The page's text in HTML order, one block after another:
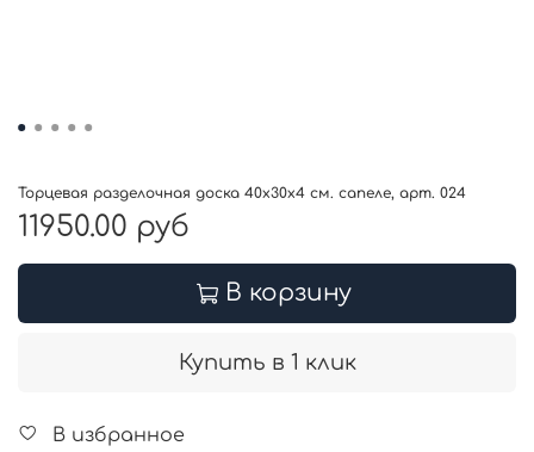
Торцевая разделочная доска 40x30x4 см. сапеле, арт. 024
11950.00 руб
В корзину
Купить в 1 клик
В избранное